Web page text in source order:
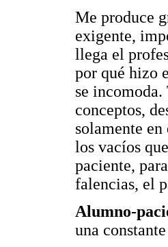
Me produce
exigente,
llega el
por qué hizo
se incomoda.
conceptos,
solamente
los vacíos
paciente,
falencias, el
Alumno-
una